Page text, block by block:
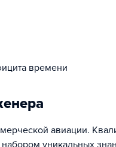
времени
авиации.
уникальных